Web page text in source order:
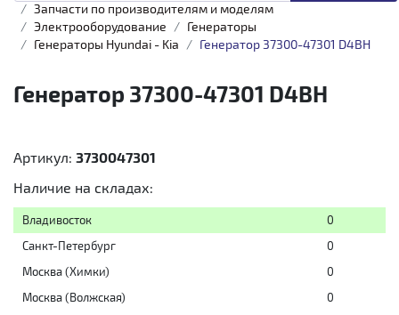
Запчасти по производителям и моделям
Электрооборудование
Генераторы
Генераторы Hyundai - Kia
Генератор 37300-47301 D4BH
Генератор 37300-47301 D4BH
Артикул: 3730047301
Наличие на складах:
Владивосток
0
Санкт-Петербург
0
Москва (Химки)
0
Москва (Волжская)
0